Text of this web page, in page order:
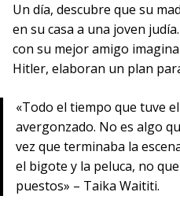
Un día, descubre que su
en su casa a una joven
con su mejor amigo
Hitler, elaboran un plan
«Todo el tiempo que tuve
avergonzado. No es algo
vez que terminaba la
el bigote y la peluca, no
puestos» – Taika Waititi.